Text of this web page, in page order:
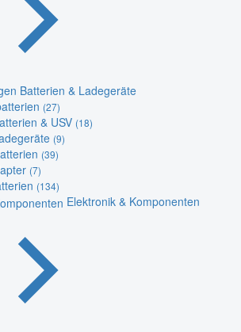
Batterien & Ladegeräte
(27)
& USV (18)
(9)
(39)
(7)
(134)
Elektronik & Komponenten